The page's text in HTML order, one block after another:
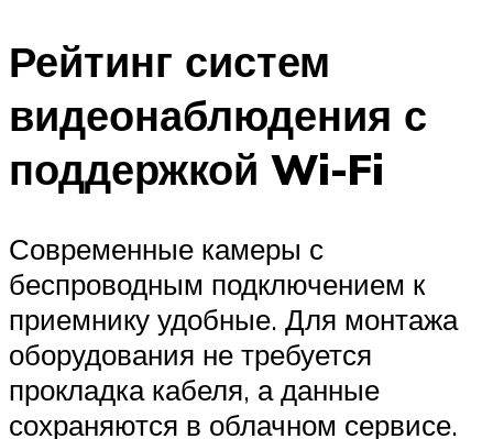
Рейтинг систем
видеонаблюдения с
поддержкой Wi-Fi
Современные камеры с
беспроводным подключением к
приемнику удобные. Для монтажа
оборудования не требуется
прокладка кабеля, а данные
сохраняются в облачном сервисе.